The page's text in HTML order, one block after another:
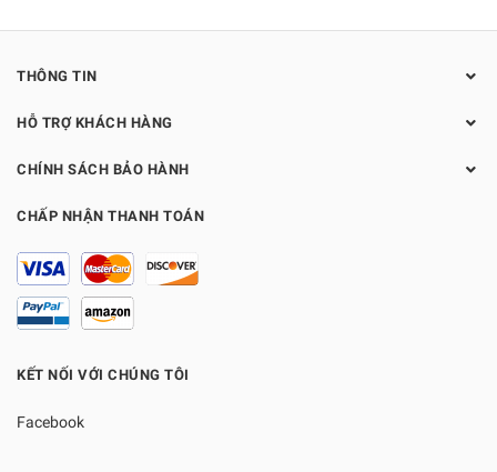
THÔNG TIN
HỖ TRỢ KHÁCH HÀNG
CHÍNH SÁCH BẢO HÀNH
CHẤP NHẬN THANH TOÁN
KẾT NỐI VỚI CHÚNG TÔI
Facebook